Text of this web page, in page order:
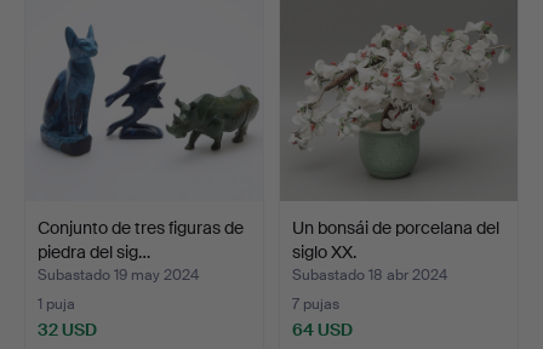
Conjunto de tres figuras de
piedra del sig…
Subastado 19 may 2024
1 puja
32 USD
Un bonsái de porcelana del
siglo XX.
Subastado 18 abr 2024
7 pujas
64 USD